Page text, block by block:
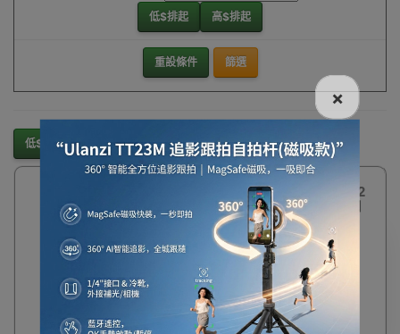
低$排起 高$排起
重設條件 篩選
低$排起 高$排起
COOLCAMP 便攜2
格雞蛋盒 | 附D形扣
$30
×